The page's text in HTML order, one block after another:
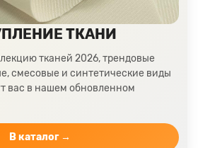
ТКАНИ
тканей 2026, трендовые
смесовые и синтетические виды
вас в нашем обновленном
В каталог →